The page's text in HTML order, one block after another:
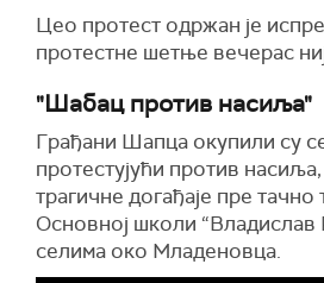
Цео протест одржан је
протестне шетње вечерас
"Шабац против насиља"
Грађани Шапца окупили су
протестујући против
трагичне догађаје пре тачно
Основној школи “Владислав
селима око Младеновца.